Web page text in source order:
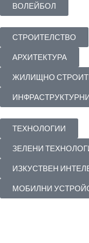
ВОЛЕЙБОЛ
СТРОИТЕЛСТВО
АРХИТЕКТУРА
ЖИЛИЩНО
ТЕХНОЛОГИИ
ЗЕЛЕНИ
ИЗКУСТВЕН
МОБИЛНИ